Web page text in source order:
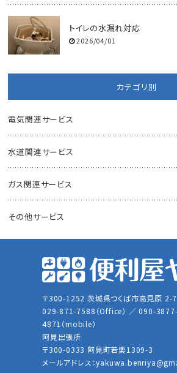
トイレの水漏れ対応
2026/04/01
カテゴリ別
電気関連サービス
水道関連サービス
ガス関連サービス
その他サービス
〒300-1252 茨城県つくば市高見原 2-
029-871-7588（Office） ／ 090-3877-
4871（mobile）
阿見出張所
〒300-0333 阿見町若栗1309-3
メールアドレス：